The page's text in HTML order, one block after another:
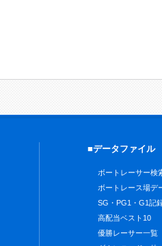
■データファイル
ボートレーサー検
ボートレース場デ
SG・PG1・G1記
高配当ベスト10
優勝レーサー一覧